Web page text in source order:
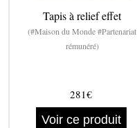
Tapis à relief effet
(#Maison du Monde #Partenariat
rémunéré)
281€
Voir ce produit